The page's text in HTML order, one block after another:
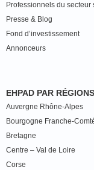
Professionnels du secteur
Presse & Blog
Fond d’investissement
Annonceurs
EHPAD PAR RÉGIONS
Auvergne Rhône-Alpes
Bourgogne Franche-
Bretagne
Centre – Val de Loire
Corse